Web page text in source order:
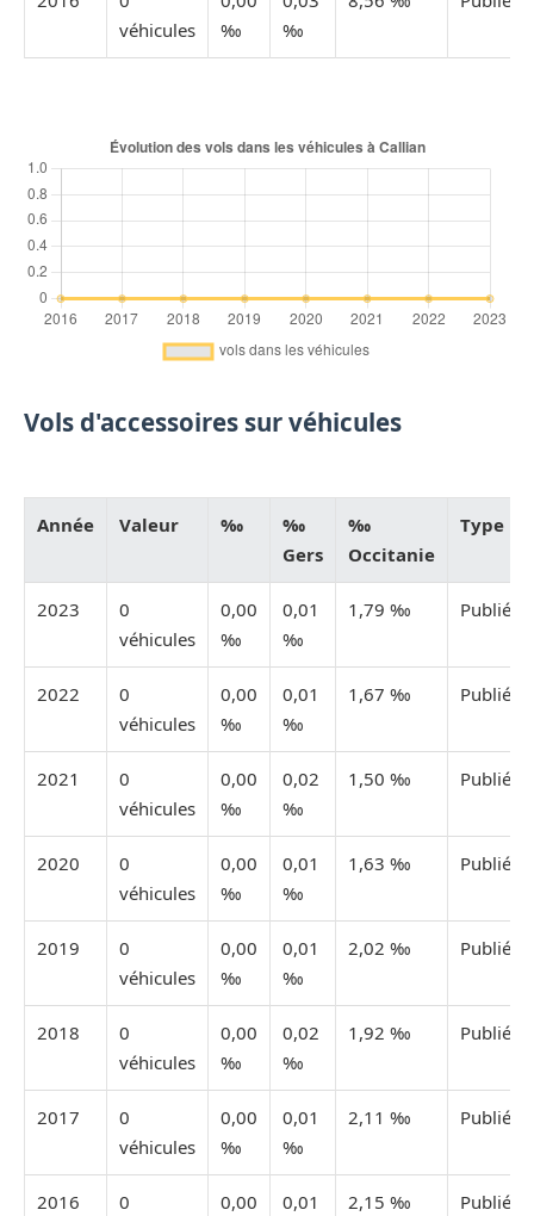
véhicules
‰
‰
Vols d'accessoires sur véhicules
Année Valeur ‰
‰
Gers
‰
Occitanie
Type
2023
0
véhicules
0,00
‰
0,01
‰
1,79 ‰ Publiée
2022
0
véhicules
0,00
‰
0,01
‰
1,67 ‰ Publiée
2021
0
véhicules
0,00
‰
0,02
‰
1,50 ‰ Publiée
2020
0
véhicules
0,00
‰
0,01
‰
1,63 ‰ Publiée
2019
0
véhicules
0,00
‰
0,01
‰
2,02 ‰ Publiée
2018
0
véhicules
0,00
‰
0,02
‰
1,92 ‰ Publiée
2017
0
véhicules
0,00
‰
0,01
‰
2,11 ‰ Publiée
2016
0
0,00
0,01
2,15 ‰ Publiée